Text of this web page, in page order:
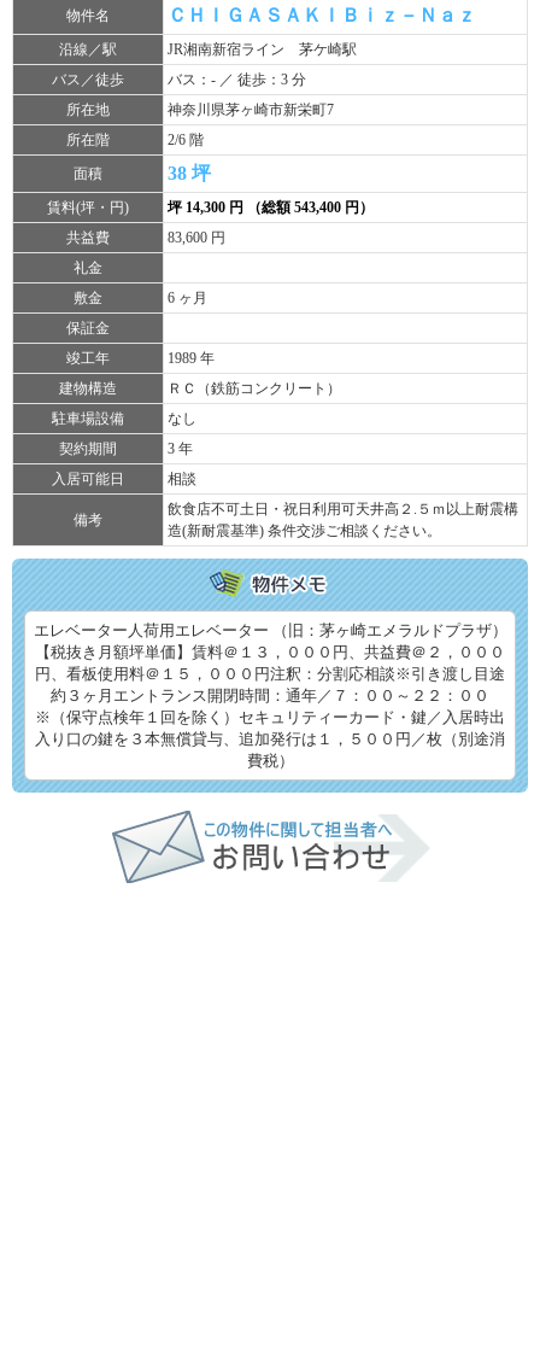
物件名 ＣＨＩＧＡＳＡＫＩＢｉｚ－Ｎａｚ
沿線／駅
JR湘南新宿ライン 茅ケ崎駅
バス／徒歩
バス：- ／ 徒歩：3 分
所在地
神奈川県茅ヶ崎市新栄町7
所在階
2/6 階
面積
38 坪
賃料(坪・円)
坪 14,300 円 （総額 543,400 円）
共益費
83,600 円
礼金
敷金
6 ヶ月
保証金
竣工年
1989 年
建物構造
ＲＣ（鉄筋コンクリート）
駐車場設備
なし
契約期間
3 年
入居可能日
相談
備考
飲食店不可土日・祝日利用可天井高２.５ｍ以上耐震構
造(新耐震基準) 条件交渉ご相談ください。
エレベーター人荷用エレベーター （旧：茅ヶ崎エメラルドプラザ）
【税抜き月額坪単価】賃料＠１３，０００円、共益費＠２，０００
円、看板使用料＠１５，０００円注釈：分割応相談※引き渡し目途
約３ヶ月エントランス開閉時間：通年／７：００～２２：００
※（保守点検年１回を除く）セキュリティーカード・鍵／入居時出
入り口の鍵を３本無償貸与、追加発行は１，５００円／枚（別途消
費税）